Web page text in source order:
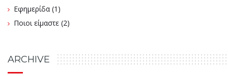
Εφημερίδα (1)
Ποιοι είμαστε (2)
ARCHIVE